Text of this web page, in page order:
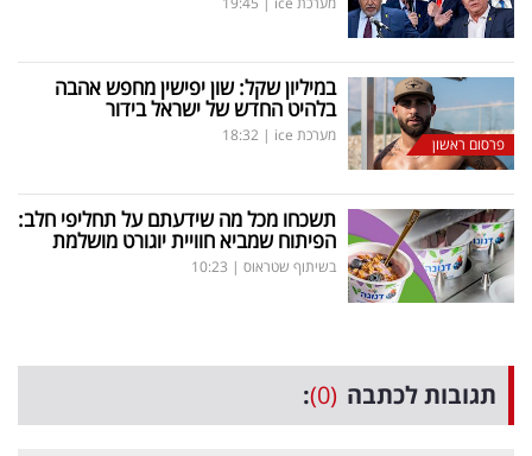
פרסום ראשון
במיליון שקל: שון יפישין מחפש אהבה
בלהיט החדש של ישראל בידור
מערכת ice |
18:32
תשכחו מכל מה שידעתם על תחליפי חלב:
הפיתוח שמביא חוויית יוגורט מושלמת
בשיתוף שטראוס |
10:23
תגובות לכתבה (0)
: